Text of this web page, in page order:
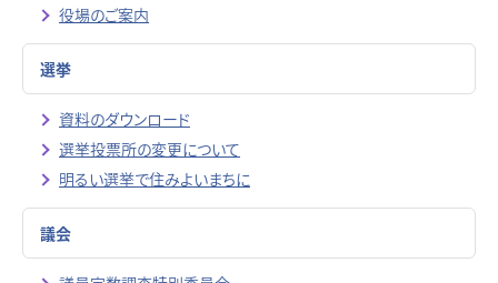
役場のご案内
選挙
資料のダウンロード
選挙投票所の変更について
明るい選挙で住みよいまちに
議会